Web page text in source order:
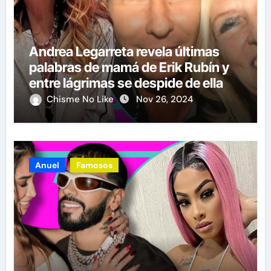
Andrea Legarreta revela últimas
palabras de mamá de Erik Rubín y
entre lágrimas se despide de ella
Chisme No Like Nov 26, 2024
Anuel Famosos